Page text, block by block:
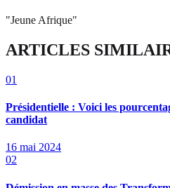
"Jeune Afrique"
ARTICLES
01
Présidentielle : Voici les
candidat
16 mai 2024
02